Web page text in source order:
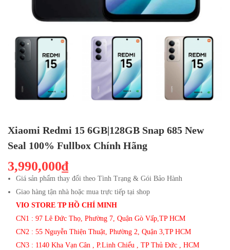
Xiaomi Redmi 15 6GB|128GB Snap 685 New
Seal 100% Fullbox Chính Hãng
3,990,000₫
Giá sản phẩm thay đổi theo Tình Trạng & Gói Bảo Hành
Giao hàng tận nhà hoặc mua trực tiếp tại shop
VIO STORE TP HỒ CHÍ MINH
CN1 : 97 Lê Đức Thọ, Phường 7, Quận Gò Vấp,TP HCM
CN2 : 55 Nguyễn Thiện Thuật, Phường 2, Quận 3,TP HCM
CN3 : 1140 Kha Vạn Cân , P.Linh Chiểu , TP Thủ Đức , HCM